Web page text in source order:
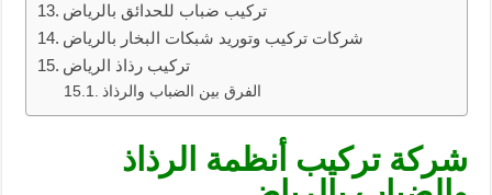
تركيب ضباب للحدائق بالرياض
شركات تركيب وتوريد شبكات البخار بالرياض
تركيب رذاذ الرياض
الفرق بين الضباب والرذاذ
شركة تركيب أنظمة الرذاذ